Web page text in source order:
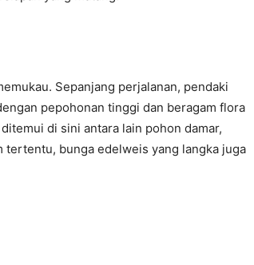
Sepanjang perjalanan, pendaki
pepohonan tinggi dan beragam flora
di sini antara lain pohon damar,
tertentu, bunga edelweis yang langka juga